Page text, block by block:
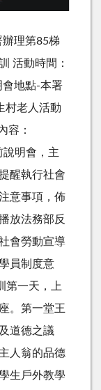
理第85梯
活動時間：
會地點-本署
村老人活動
容：
說明會，主
醒執行社會
意事項，佈
放法務部反
會勞動宣導
員制度意
第一天，上
。第一堂王
道德之議
人翁的品德
生戶外教學